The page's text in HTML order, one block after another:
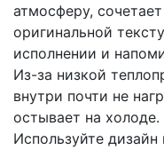
атмосферу,
оригинальной
исполнении и
Из-за низкой
внутри почти не
остывает на холоде.
Используйте